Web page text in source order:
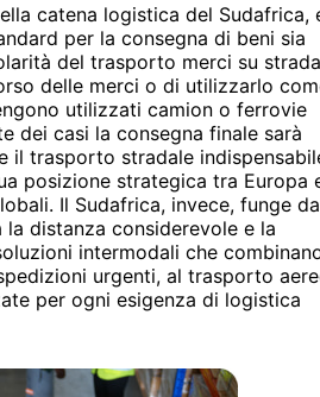
catena logistica del Sudafrica,
per la consegna di beni sia
del trasporto merci su
delle merci o di utilizzarlo
utilizzati camion o ferrovie
dei casi la consegna finale sarà
il trasporto stradale
posizione strategica tra Europa
Il Sudafrica, invece, funge da
distanza considerevole e la
intermodali che
urgenti, al trasporto
per ogni esigenza di logistica